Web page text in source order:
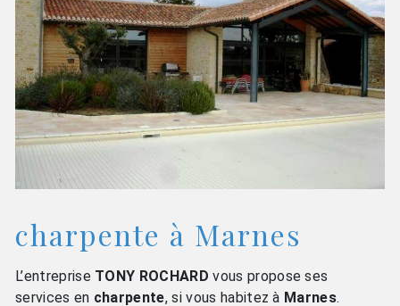
charpente à Marnes
L’entreprise TONY ROCHARD vous propose ses
services en charpente, si vous habitez à Marnes.